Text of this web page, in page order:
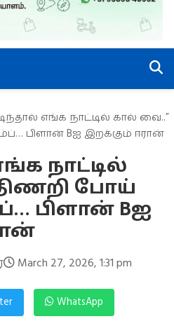
எங்க நாட்டில் கால் வை..”
பிளான் Bஐ இறக்கும் ஈரான்
நாட்டில்
போய்
பிளான் Bஐ
March 27, 2026, 1:31 pm
WhatsApp